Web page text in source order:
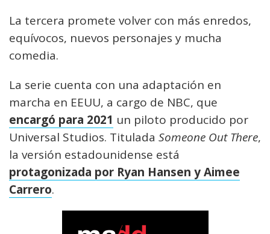
La tercera promete volver con más enredos,
equívocos, nuevos personajes y mucha
comedia.
La serie cuenta con una adaptación en
marcha en EEUU, a cargo de NBC, que
encargó para 2021 un piloto producido por
Universal Studios. Titulada Someone Out There,
la versión estadounidense está
protagonizada por Ryan Hansen y Aimee
Carrero.